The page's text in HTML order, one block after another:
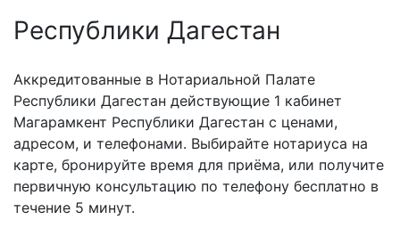
Республики Дагестан
Аккредитованные в Нотариальной Палате
Республики Дагестан действующие 1 кабинет
Магарамкент Республики Дагестан с ценами,
адресом, и телефонами. Выбирайте нотариуса на
карте, бронируйте время для приёма, или получите
первичную консультацию по телефону бесплатно в
течение 5 минут.